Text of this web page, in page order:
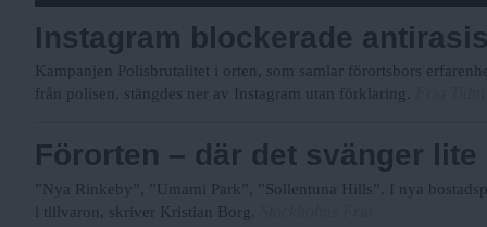
Instagram blockerade
Kampanjen Polisbrutalitet i orten, som samlar förortsbors
från polisen, stängdes ner av Instagram utan förklaring.
Förorten – där det svänger lite
”Nya Rinkeby”, ”Umami Park”, ”Sollentuna Hills”. I nya
i tillvaron, skriver Kristian Borg.